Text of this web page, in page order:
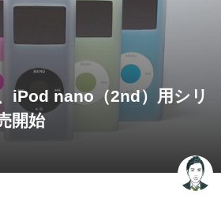
iPod nano（2nd）用シリ
開始